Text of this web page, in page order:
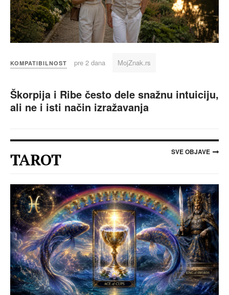
KOMPATIBILNOST pre 2 dana MojZnak.rs
Škorpija i Ribe često dele snažnu intuiciju,
ali ne i isti način izražavanja
TAROT SVE OBJAVE